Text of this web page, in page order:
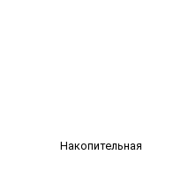
Накопительная